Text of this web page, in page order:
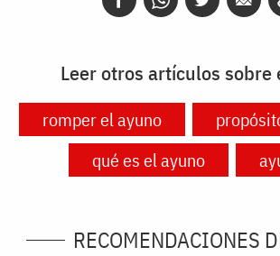
Leer otros artículos sobre
romper el ayuno
qué es el ayuno
RECOMENDACIONES